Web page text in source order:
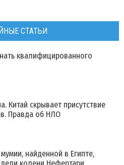
СТАТЬИ
квалифицированного
Китай скрывает присутствие
Правда об НЛО
найденной в Египте,